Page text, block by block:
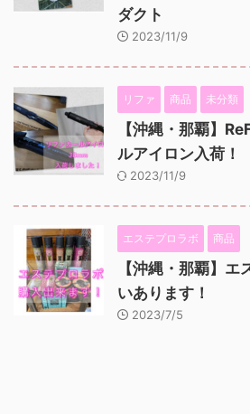
ダクト
2023/11/9
リファ 商品 未分類
【沖縄・那覇】
ルアイロン入荷！
2023/11/9
エステプロラボ 商品
【沖縄・那覇】
いあります！
2023/7/5